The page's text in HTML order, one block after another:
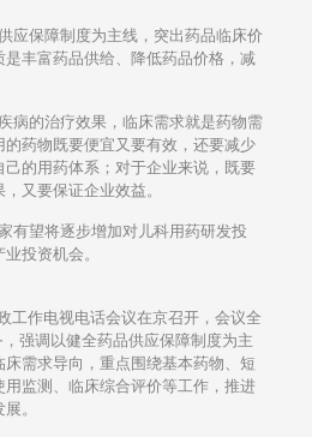
应保障制度为主线，突出药品临床价
丰富药品供给、降低药品价格，减
病的治疗效果，临床需求就是药物需
药物既要便宜又要有效，还要减少
的用药体系；对于企业来说，既要
又要保证企业效益。
有望将逐步增加对儿科用药研发投
投资机会。
工作电视电话会议在京召开，会议全
强调以健全药品供应保障制度为主
需求导向，重点围绕基本药物、短
监测、临床综合评价等工作，推进
。